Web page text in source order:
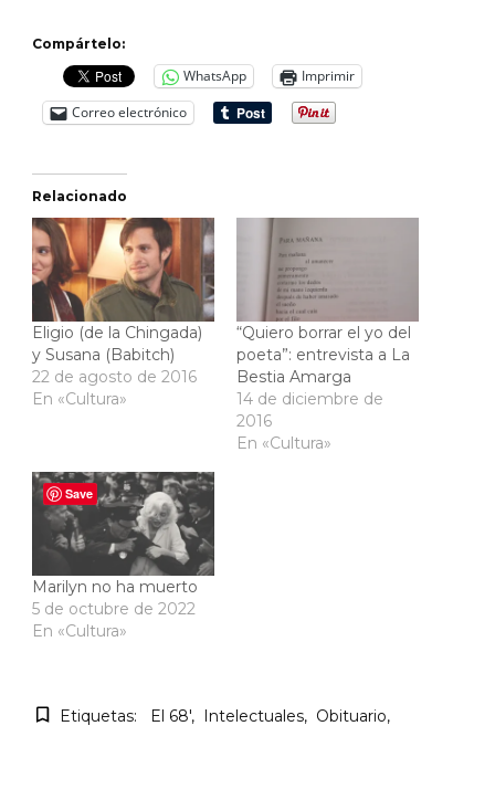
Compártelo:
WhatsApp
Imprimir
Correo electrónico
Relacionado
Eligio (de la Chingada)
y Susana (Babitch)
22 de agosto de 2016
En «Cultura»
“Quiero borrar el yo del
poeta”: entrevista a La
Bestia Amarga
14 de diciembre de
2016
En «Cultura»
Marilyn no ha muerto
5 de octubre de 2022
En «Cultura»
Etiquetas: El 68' Intelectuales Obituario
Save